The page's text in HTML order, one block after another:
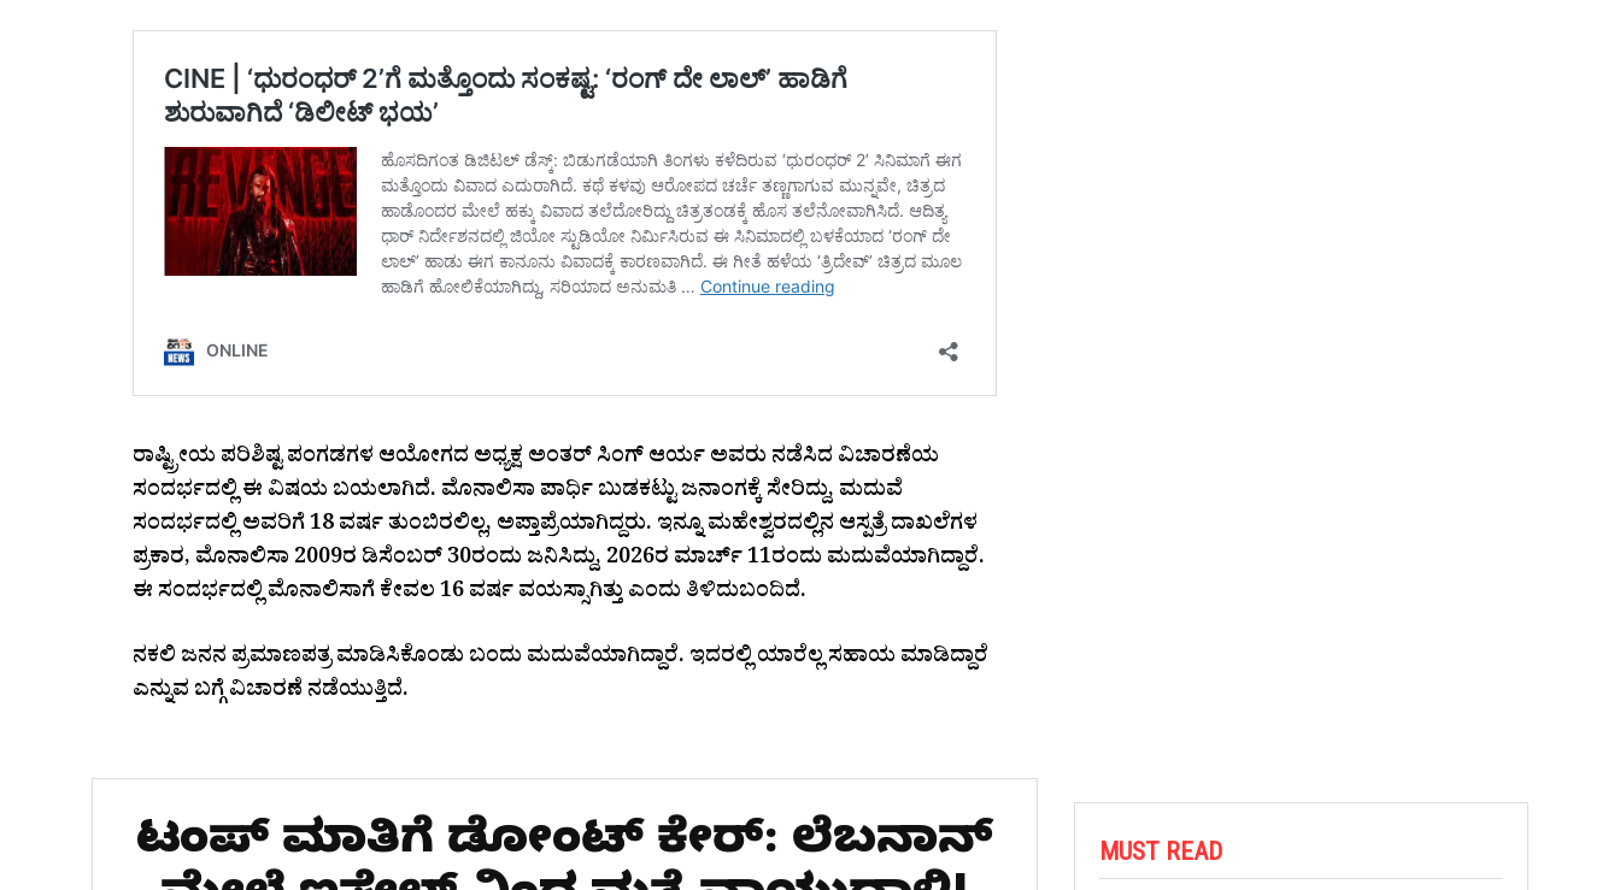
ರಾಷ್ಟ್ರೀಯ ಪರಿಶಿಷ್ಟ ಪಂಗಡಗಳ ಆಯೋಗದ ಅಧ್ಯಕ್ಷ ಅಂತರ್ ಸಿಂಗ್ ಆರ್ಯ ಅವರು ನಡೆಸಿದ ವಿಚಾರಣೆಯ
ಸಂದರ್ಭದಲ್ಲಿ ಈ ವಿಷಯ ಬಯಲಾಗಿದೆ. ಮೊನಾಲಿಸಾ ಪಾರ್ಧಿ ಬುಡಕಟ್ಟು ಜನಾಂಗಕ್ಕೆ ಸೇರಿದ್ದು, ಮದುವೆ
ಸಂದರ್ಭದಲ್ಲಿ ಅವರಿಗೆ 18 ವರ್ಷ ತುಂಬಿರಲಿಲ್ಲ, ಅಪ್ತಾಪ್ರೆಯಾಗಿದ್ದರು. ಇನ್ನೂ ಮಹೇಶ್ವರದಲ್ಲಿನ ಆಸ್ಪತ್ರೆ ದಾಖಲೆಗಳ
ಪ್ರಕಾರ, ಮೊನಾಲಿಸಾ 2009ರ ಡಿಸೆಂಬರ್ 30ರಂದು ಜನಿಸಿದ್ದು, 2026ರ ಮಾರ್ಚ್ 11ರಂದು ಮದುವೆಯಾಗಿದ್ದಾರೆ.
ಈ ಸಂದರ್ಭದಲ್ಲಿ ಮೊನಾಲಿಸಾಗೆ ಕೇವಲ 16 ವರ್ಷ ವಯಸ್ಸಾಗಿತ್ತು ಎಂದು ತಿಳಿದುಬಂದಿದೆ.
ನಕಲಿ ಜನನ ಪ್ರಮಾಣಪತ್ರ ಮಾಡಿಸಿಕೊಂಡು ಬಂದು ಮದುವೆಯಾಗಿದ್ದಾರೆ. ಇದರಲ್ಲಿ ಯಾರೆಲ್ಲ ಸಹಾಯ ಮಾಡಿದ್ದಾರೆ
ಎನ್ನುವ ಬಗ್ಗೆ ವಿಚಾರಣೆ ನಡೆಯುತ್ತಿದೆ.